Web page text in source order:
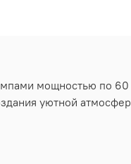
мощностью по
уютной